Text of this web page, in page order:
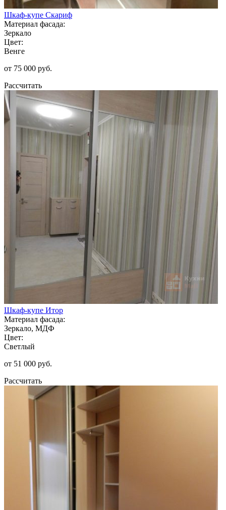
Шкаф-купе Скариф
Материал фасада:
Зеркало
Цвет:
Венге
от 75 000 руб.
Рассчитать
Шкаф-купе Итор
Материал фасада:
Зеркало, МДФ
Цвет:
Светлый
от 51 000 руб.
Рассчитать